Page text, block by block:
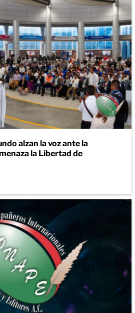
alzan la voz ante la
la Libertad de